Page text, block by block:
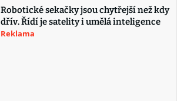
Robotické sekačky jsou chytřejší než kdy
dřív. Řídí je satelity i umělá inteligence
Reklama